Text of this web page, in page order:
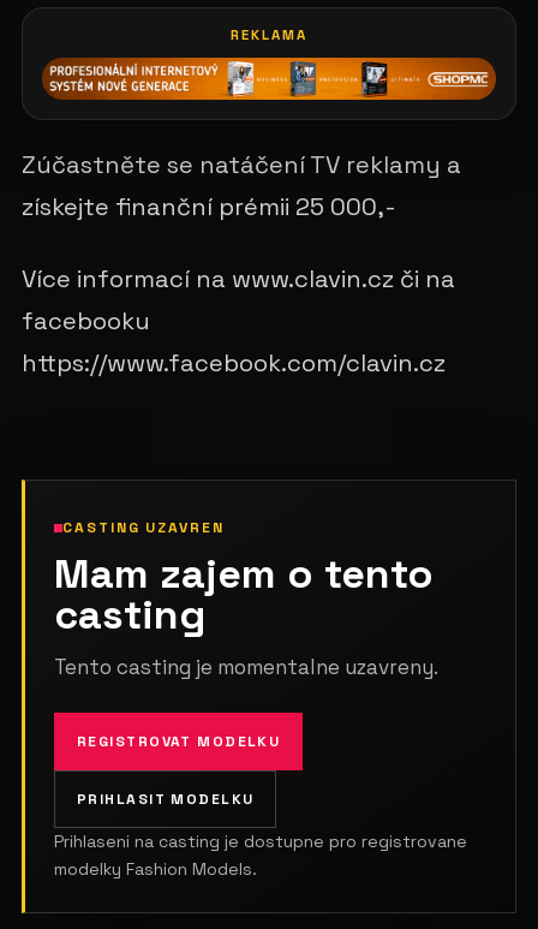
REKLAMA
Zúčastněte se natáčení TV reklamy a
získejte finanční prémii 25 000,-
Více informací na www.clavin.cz či na
facebooku
https://www.facebook.com/clavin.cz
CASTING UZAVREN
Mam zajem o tento
casting
Tento casting je momentalne uzavreny.
REGISTROVAT MODELKU
PRIHLASIT MODELKU
Prihlaseni na casting je dostupne pro registrovane
modelky Fashion Models.